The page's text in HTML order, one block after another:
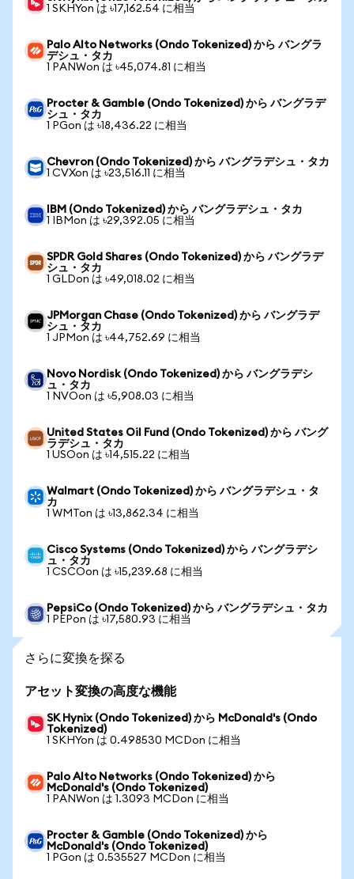
1 SKHYon は ৳17,162.54 に相当
Palo Alto Networks (Ondo Tokenized) から バングラ
デシュ・タカ
1 PANWon は ৳45,074.81 に相当
Procter & Gamble (Ondo Tokenized) から バングラデ
シュ・タカ
1 PGon は ৳18,436.22 に相当
Chevron (Ondo Tokenized) から バングラデシュ・タカ
1 CVXon は ৳23,516.11 に相当
IBM (Ondo Tokenized) から バングラデシュ・タカ
1 IBMon は ৳29,392.05 に相当
SPDR Gold Shares (Ondo Tokenized) から バングラデ
シュ・タカ
1 GLDon は ৳49,018.02 に相当
JPMorgan Chase (Ondo Tokenized) から バングラデ
シュ・タカ
1 JPMon は ৳44,752.69 に相当
Novo Nordisk (Ondo Tokenized) から バングラデシ
ュ・タカ
1 NVOon は ৳5,908.03 に相当
United States Oil Fund (Ondo Tokenized) から バング
ラデシュ・タカ
1 USOon は ৳14,515.22 に相当
Walmart (Ondo Tokenized) から バングラデシュ・タ
カ
1 WMTon は ৳13,862.34 に相当
Cisco Systems (Ondo Tokenized) から バングラデシ
ュ・タカ
1 CSCOon は ৳15,239.68 に相当
PepsiCo (Ondo Tokenized) から バングラデシュ・タカ
1 PEPon は ৳17,580.93 に相当
さらに変換を探る
アセット変換の高度な機能
SK Hynix (Ondo Tokenized) から McDonald's (Ondo
Tokenized)
1 SKHYon は 0.498530 MCDon に相当
Palo Alto Networks (Ondo Tokenized) から
McDonald's (Ondo Tokenized)
1 PANWon は 1.3093 MCDon に相当
Procter & Gamble (Ondo Tokenized) から
McDonald's (Ondo Tokenized)
1 PGon は 0.535527 MCDon に相当